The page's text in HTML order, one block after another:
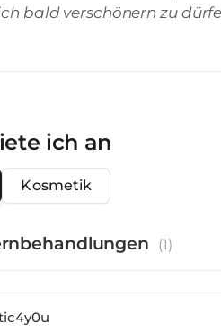
bald verschönern zu
ich an
Kosmetik
(1)